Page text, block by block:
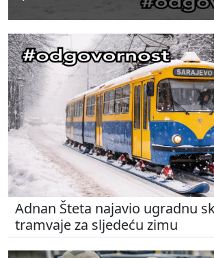
Adnan Šteta najavio ugradnu
tramvaje za sljedeću zimu